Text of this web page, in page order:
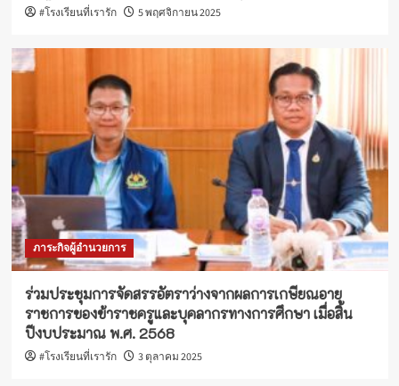
#โรงเรียนที่เรารัก 5 พฤศจิกายน 2025
ภาระกิจผู้อำนวยการ
ร่วมประชุมการจัดสรรอัตราว่างจากผลการเกษียณอายุ
ราชการของข้าราชครูและบุคลากรทางการศึกษา เมื่อสิ้น
ปีงบประมาณ พ.ศ. 2568
#โรงเรียนที่เรารัก 3 ตุลาคม 2025